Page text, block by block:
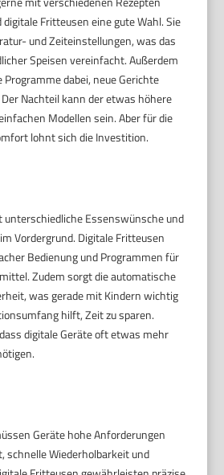
Fritteusen eine gute Wahl. Sie
und Zeiteinstellungen, was das
Speisen vereinfacht. Außerdem
dabei, neue Gerichte
Nachteil kann der etwas höhere
Modellen sein. Aber für die
lohnt sich die Investition.
Essenswünsche und
Vordergrund. Digitale Fritteusen
Bedienung und Programmen für
Zudem sorgt die automatische
was gerade mit Kindern wichtig
hilft, Zeit zu sparen.
digitale Geräte oft etwas mehr
Geräte hohe Anforderungen
schnelle Wiederholbarkeit und